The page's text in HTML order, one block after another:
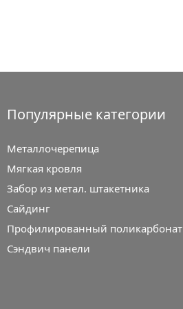
Популярные категории
Металлочерепица
Мягкая кровля
Забор из метал. штакетника
Сайдинг
Профилированный поликарбонат
Сэндвич панели